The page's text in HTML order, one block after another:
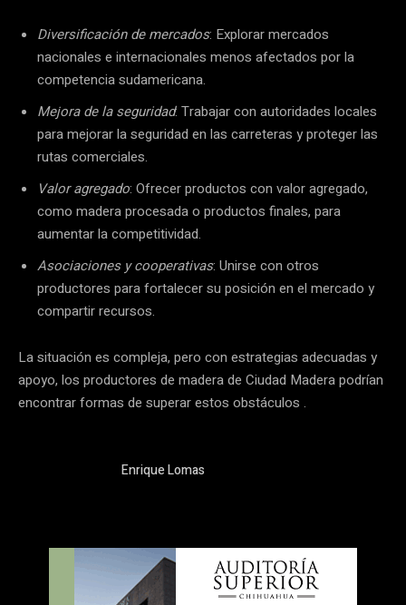
Diversificación de mercados: Explorar mercados
nacionales e internacionales menos afectados por la
competencia sudamericana.
Mejora de la seguridad: Trabajar con autoridades locales
para mejorar la seguridad en las carreteras y proteger las
rutas comerciales.
Valor agregado: Ofrecer productos con valor agregado,
como madera procesada o productos finales, para
aumentar la competitividad.
Asociaciones y cooperativas: Unirse con otros
productores para fortalecer su posición en el mercado y
compartir recursos.
La situación es compleja, pero con estrategias adecuadas y
apoyo, los productores de madera de Ciudad Madera podrían
encontrar formas de superar estos obstáculos .
Enrique Lomas